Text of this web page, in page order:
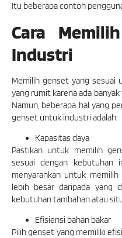
Itu beberapa contoh
Cara
Industri
Memilih genset yang sesuai
yang rumit karena ada
Namun, beberapa hal yang
genset untuk industri adalah:
Kapasitas daya
Pastikan untuk memilih
sesuai dengan kebutuhan
menyarankan untuk
lebih besar daripada yang
kebutuhan tambahan atau
Efisiensi bahan bakar
Pilih genset yang memiliki